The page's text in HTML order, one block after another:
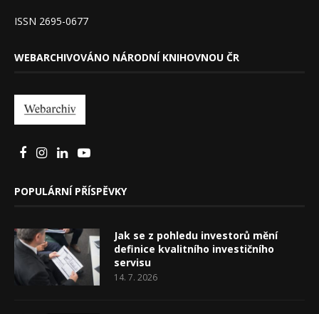
ISSN 2695-0677
WEBARCHIVOVÁNO NÁRODNÍ KNIHOVNOU ČR
POPULÁRNÍ PŘÍSPĚVKY
Jak se z pohledu investorů mění
definice kvalitního investičního
servisu
14. 7. 2026